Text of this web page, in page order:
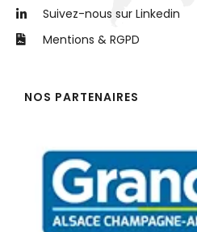
Suivez-nous sur Linkedin
Mentions & RGPD
NOS PARTENAIRES